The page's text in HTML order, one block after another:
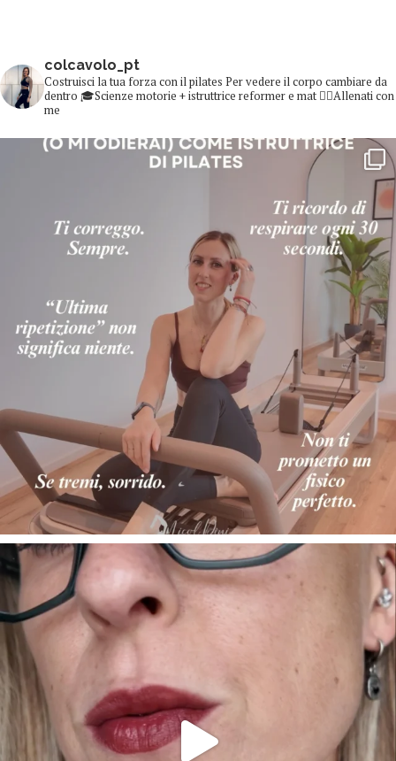
colcavolo_pt
Costruisci la tua forza con il pilates Per vedere il corpo cambiare da
dentro 🎓Scienze motorie + istruttrice reformer e mat 👇🏻Allenati con
me